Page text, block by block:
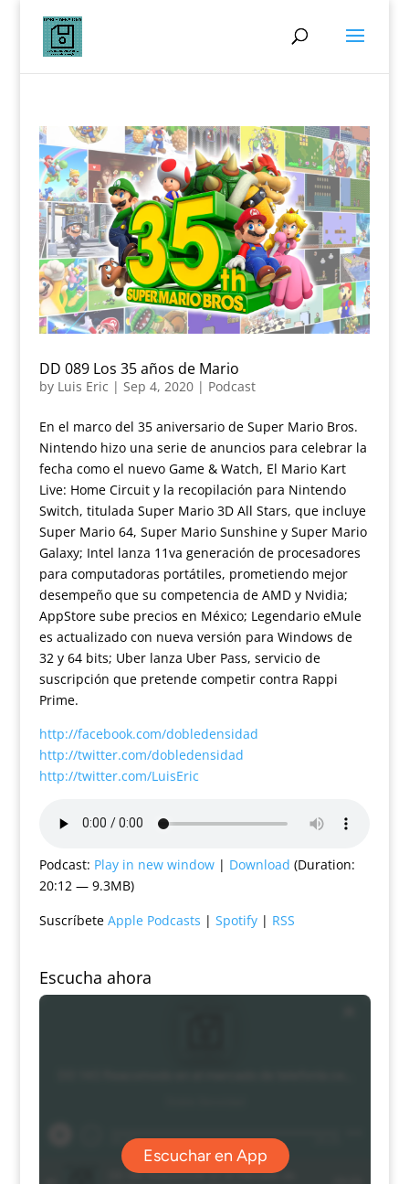
DD 089 Los 35 años de Mario
by Luis Eric | Sep 4, 2020| Podcast
En el marco del 35 aniversario de Super Mario Bros.
Nintendo hizo una serie de anuncios para celebrar la
fecha como el nuevo Game & Watch, El Mario Kart
Live: Home Circuit y la recopilación para Nintendo
Switch, titulada Super Mario 3D All Stars, que incluye
Super Mario 64, Super Mario Sunshine y Super Mario
Galaxy; Intel lanza 11va generación de procesadores
para computadoras portátiles, prometiendo mejor
desempeño que su competencia de AMD y Nvidia;
AppStore sube precios en México; Legendario eMule
es actualizado con nueva versión para Windows de
32 y 64 bits; Uber lanza Uber Pass, servicio de
suscripción que pretende competir contra Rappi
Prime.
http://facebook.com/dobledensidad
http://twitter.com/dobledensidad
http://twitter.com/LuisEric
Podcast: Play in new window| Download (Duration:
20:12 — 9.3MB)
Suscríbete Apple Podcasts | Spotify| RSS
Escucha ahora